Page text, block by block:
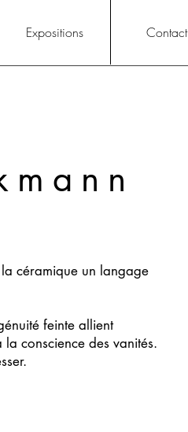
Expositions Contact
céramique un langage
feinte allient
la conscience des vanités.